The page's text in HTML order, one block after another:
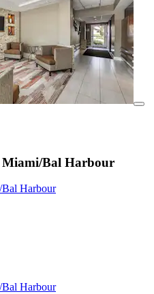
Miami/Bal Harbour
Bal Harbour
Bal Harbour